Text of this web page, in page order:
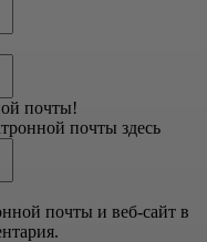
почты!
почты здесь
почты и веб-сайт в